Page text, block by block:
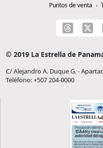
Puntos de venta
© 2019 La Estrella de
C/ Alejandro A. Duque G. -
Teléfono: +507 204-0000